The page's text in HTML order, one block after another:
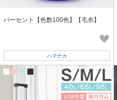
パーセント【色数100色】【毛糸】
ハマナカ